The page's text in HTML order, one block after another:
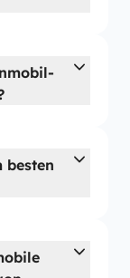
besten